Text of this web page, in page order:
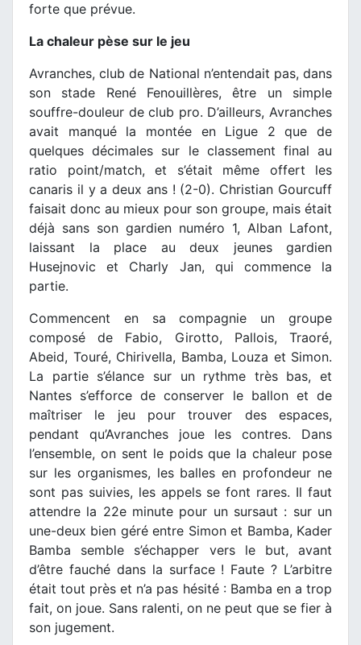
forte que prévue.
La chaleur pèse sur le jeu
Avranches, club de National n’entendait pas, dans
son stade René Fenouillères, être un simple
souffre-douleur de club pro. D’ailleurs, Avranches
avait manqué la montée en Ligue 2 que de
quelques décimales sur le classement final au
ratio point/match, et s’était même offert les
canaris il y a deux ans ! (2-0). Christian Gourcuff
faisait donc au mieux pour son groupe, mais était
déjà sans son gardien numéro 1, Alban Lafont,
laissant la place au deux jeunes gardien
Husejnovic et Charly Jan, qui commence la
partie.
Commencent en sa compagnie un groupe
composé de Fabio, Girotto, Pallois, Traoré,
Abeid, Touré, Chirivella, Bamba, Louza et Simon.
La partie s’élance sur un rythme très bas, et
Nantes s’efforce de conserver le ballon et de
maîtriser le jeu pour trouver des espaces,
pendant qu’Avranches joue les contres. Dans
l’ensemble, on sent le poids que la chaleur pose
sur les organismes, les balles en profondeur ne
sont pas suivies, les appels se font rares. Il faut
attendre la 22e minute pour un sursaut : sur un
une-deux bien géré entre Simon et Bamba, Kader
Bamba semble s’échapper vers le but, avant
d’être fauché dans la surface ! Faute ? L’arbitre
était tout près et n’a pas hésité : Bamba en a trop
fait, on joue. Sans ralenti, on ne peut que se fier à
son jugement.